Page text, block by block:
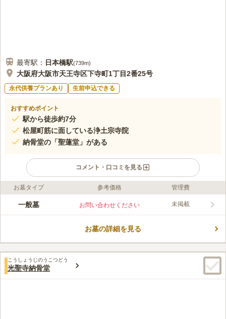
最寄駅： 日本橋駅(739m)
大阪府大阪市天王寺区下寺町1丁目2番25号
永代供養プランあり 生前申込できる
おすすめポイント
駅から徒歩約7分
松屋町筋に面している浄土宗寺院
納骨堂の「聖蓮堂」がある
コメント・口コミを見る
ライフドット編集部のコメント
永代供養墓は、合祀で納骨される「通常納骨」、骨壷の状態で3
ています。 130のロッカーがある堂内は、冷暖房完備で快適にお
す。
口コミ評価
みんなの評価
50代男性
近くには、お花やろうそくを買う専門店はなく、ディスカウント
お墓タイプ 参考価格 管理費
一般墓 お問い合わせください 未掲載
お墓の詳細を見る
こうしょうじのうこつどう
光聖寺納骨堂